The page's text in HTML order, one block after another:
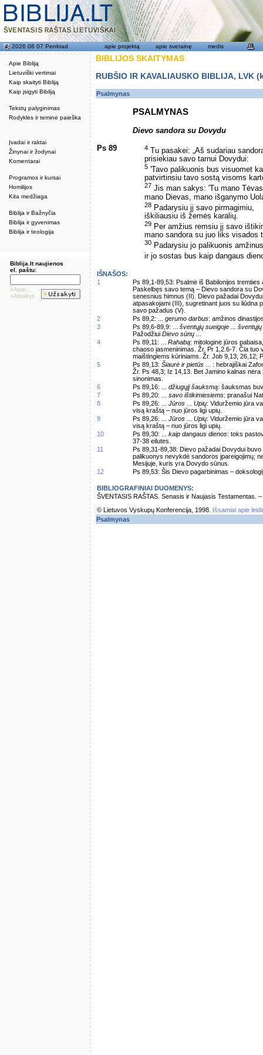
Apie Bibliją
Lietuviški vertimai
Kaip skaityti Bibliją
Kaip įsigyti Bibliją
Tekstų palyginimas
Rodyklės ir teminė paieška
Įvadai ir raktai
Žinynai ir žodynai
Komentarai
Programos ir kursai
Homilijos
Kita medžiaga
Biblija ir Bažnyčia
Biblija ir gyvenimas
Biblija ir teologija
2026 08 07 Penktad. apie projektą apie svetainę medis
Biblija.lt naujienos
el. paštu:
»Apie...
»Atsakyti
BIBLIJOS SKAITYMAS
RUBŠIO IR KAVALIAUSKO BIBLIJA,
Psalmynas
PSALMYNAS
Dievo sandora su Dovydu
Ps 89 4 Tu pasakei: „Aš sudariau
prisiekiau savo tarnui Dovydui:
5 'Tavo palikuonis bus visuomet
patvirtinsiu tavo sostą visoms
27 Jis man sakys: 'Tu mano
mano Dievas, mano išganymo
28 Padarysiu jį savo pirmagimiu,
iškiliausiu iš žemės karalių.
29 Per amžius remsiu jį savo
mano sandora su juo liks visados
30 Padarysiu jo palikuonis
ir jo sostas bus kaip dangaus
IŠNAŠOS:
1
Ps 89,1-89,53: Psalmė iš Babilonijos
Paskelbęs savo temą – Dievo sandora su
senesnius himnus (II). Dievo pažadai
atpasakojami (III), sugretinant juos su liūdna
savo pažadus (V).
2
Ps 89,2: ... gerumo darbus: amžinos
3
Ps 89,6-89,9: ... šventųjų sueigoje ...
Pažodžiui Dievo sūnų
4
Ps 89,11: ... Rahabą: mitologinė jūros
chaoso įasmeninimas. Žr. Pr 1,2.6-7. Čia
maištingiems kūriniams. Žr. Job 9,13; 26,12;
5
Ps 89,13: Šiaurė ir pietūs ... : hebrajiškai
Žr. Ps 48,3; Iz 14,13. Bet Jamino kalnas
sinonimas.
6
Ps 89,16: ... džiugųjį šauksmą: šauksmas
7
Ps 89,20: ... savo ištikimiesiems: pranašui
8
Ps 89,26: ... Jūros ... Upių: Viduržemio jūra
visą kraštą – nuo jūros ligi upių.
9
Ps 89,26: ... Jūros ... Upių: Viduržemio jūra
visą kraštą – nuo jūros ligi upių.
10
Ps 89,30: ... kaip dangaus dienos: toks
37-38 eilutes.
11
Ps 89,31-89,38: Dievo pažadai Dovydui
palikuonys nevykdė sandoros įpareigojimų;
Mesijuje, kuris yra Dovydo sūnus.
12
Ps 89,53: Šis Dievo pagarbinimas –
BIBLIOGRAFINIAI DUOMENYS:
ŠVENTASIS RAŠTAS. Senasis ir Naujasis Testamentas.
© Lietuvos Vyskupų Konferencija, 1998.
Išsamiai apie
Psalmynas